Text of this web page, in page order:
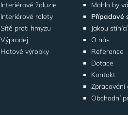
Interiérové žaluzie
Interiérové rolety
Sítě proti hmyzu
Výprodej
Hotové výrobky
Mohlo by
Případové
Jakou
O nás
Reference
Dotace
Kontakt
Zpracování
Obchodní